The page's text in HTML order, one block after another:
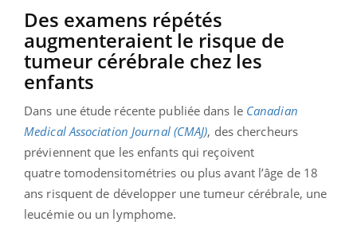
Des examens répétés
augmenteraient le risque de
tumeur cérébrale chez les
enfants
Dans une étude récente publiée dans le Canadian
Medical Association Journal (CMAJ), des chercheurs
préviennent que les enfants qui reçoivent
quatre tomodensitométries ou plus avant l’âge de 18
ans risquent de développer une tumeur cérébrale, une
leucémie ou un lymphome.